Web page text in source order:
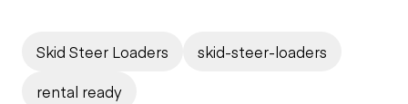
Skid Steer Loaders
skid-steer-loaders
rental ready